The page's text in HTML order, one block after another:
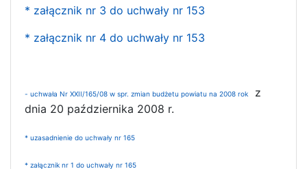
* załącznik nr 3 do uchwały nr 153
* załącznik nr 4 do uchwały nr 153
- uchwała Nr XXII/165/08 w spr. zmian budżetu powiatu na 2008 rok
z
dnia 20 października 2008 r.
* uzasadnienie do uchwały nr 165
* załącznik nr 1 do uchwały nr 165